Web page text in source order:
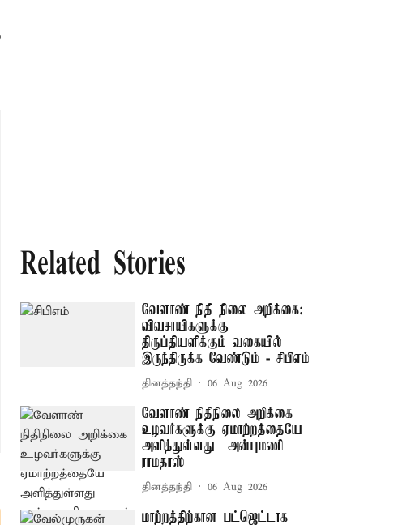
Related Stories
வேளாண் நிதி நிலை அறிக்கை:
விவசாயிகளுக்கு
திருப்தியளிக்கும் வகையில்
இருந்திருக்க வேண்டும் - சிபிஎம்
தினத்தந்தி 06 Aug 2026
வேளாண் நிதிநிலை அறிக்கை
உழவர்களுக்கு ஏமாற்றத்தையே
அளித்துள்ளது – அன்புமணி
ராமதாஸ்
தினத்தந்தி 06 Aug 2026
மாற்றத்திற்கான பட்ஜெட்டாக